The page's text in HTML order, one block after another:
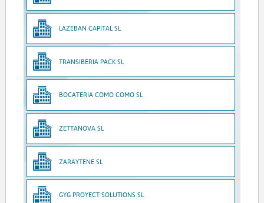
LAZEBAN CAPITAL SL
TRANSIBERIA PACK SL
BOCATERIA COMO COMO SL
ZETTANOVA SL
ZARAYTENE SL
GYG PROYECT SOLUTIONS SL